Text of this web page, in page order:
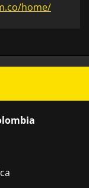
home/